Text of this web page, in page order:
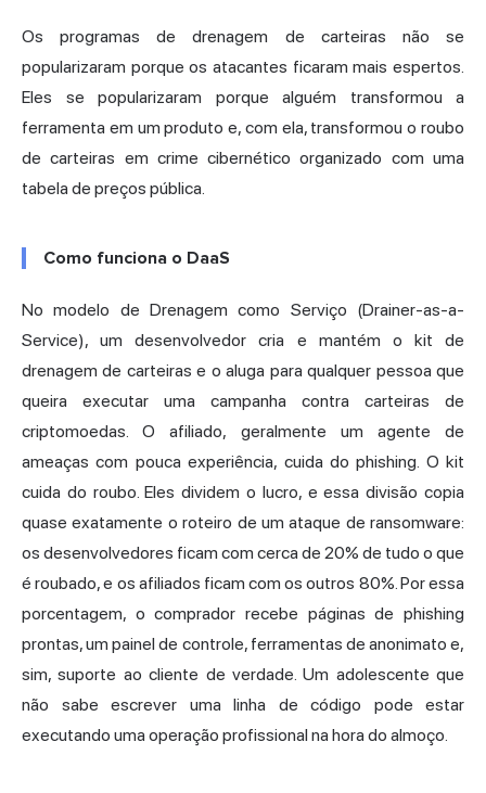
Os programas de drenagem de carteiras não se
popularizaram porque os atacantes ficaram mais espertos.
Eles se popularizaram porque alguém transformou a
ferramenta em um produto e, com ela, transformou o roubo
de carteiras em crime cibernético organizado com uma
tabela de preços pública.
Como funciona o DaaS
No modelo de Drenagem como Serviço (Drainer-as-a-
Service), um desenvolvedor cria e mantém o kit de
drenagem de carteiras e o aluga para qualquer pessoa que
queira executar uma campanha contra carteiras de
criptomoedas. O afiliado, geralmente um agente de
ameaças com pouca experiência, cuida do phishing. O kit
cuida do roubo. Eles dividem o lucro, e essa divisão copia
quase exatamente o roteiro de um ataque de ransomware:
os desenvolvedores ficam com cerca de 20% de tudo o que
é roubado, e os afiliados ficam com os outros 80%. Por essa
porcentagem, o comprador recebe páginas de phishing
prontas, um painel de controle, ferramentas de anonimato e,
sim, suporte ao cliente de verdade. Um adolescente que
não sabe escrever uma linha de código pode estar
executando uma operação profissional na hora do almoço.